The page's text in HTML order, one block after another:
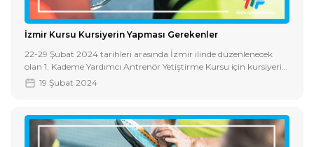
İzmir Kursu Kursiyerin Yapması Gerekenler
22-29 Şubat 2024 tarihleri arasında İzmir ilinde düzenlenecek
olan 1. Kademe Yardımcı Antrenör Yetiştirme Kursu için kursiyerin
yapması gerekenler aşağıda belirtilmiştir.
19 Şubat 2024